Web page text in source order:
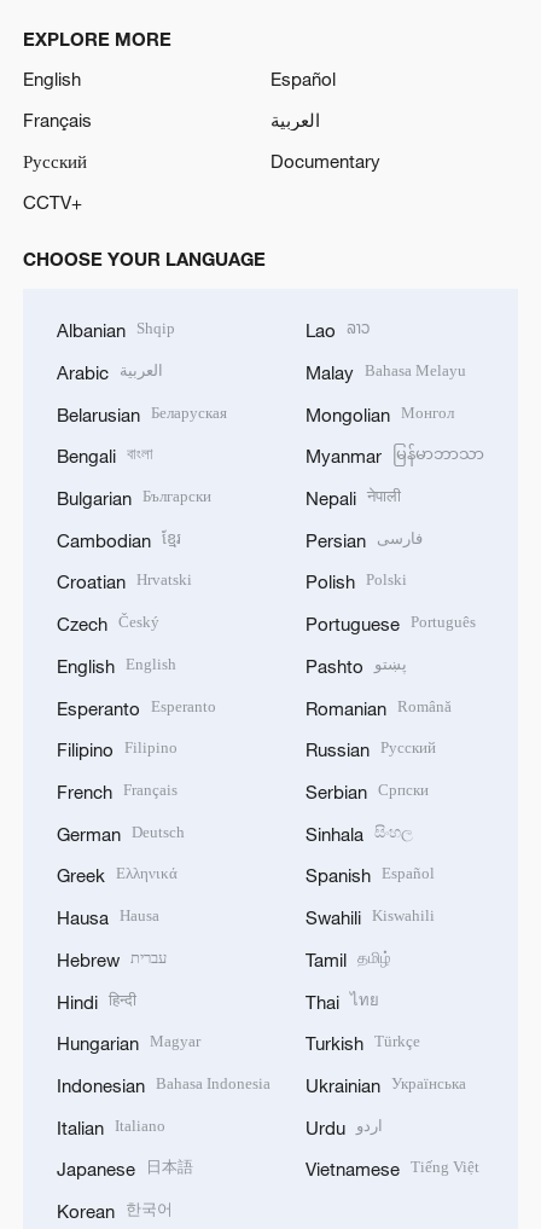
EXPLORE MORE
English
Español
Français
العربية
Русский
Documentary
CCTV+
CHOOSE YOUR LANGUAGE
Albanian Shqip
Arabic العربية
Belarusian Беларуская
Bengali বাংলা
Bulgarian Български
Cambodian ខ្មែរ
Croatian Hrvatski
Czech Český
English English
Esperanto Esperanto
Filipino Filipino
French Français
German Deutsch
Greek Ελληνικά
Hausa Hausa
Hebrew עברית
Hindi हिन्दी
Hungarian Magyar
Indonesian Bahasa Indonesia
Italian Italiano
Japanese 日本語
Korean 한국어
Lao ລາວ
Malay Bahasa Melayu
Mongolian Монгол
Myanmar မြန်မာဘာသာ
Nepali नेपाली
Persian فارسی
Polish Polski
Portuguese Português
Pashto پښتو
Romanian Română
Russian Русский
Serbian Српски
Sinhala සිංහල
Spanish Español
Swahili Kiswahili
Tamil தமிழ்
Thai ไทย
Turkish Türkçe
Ukrainian Українська
Urdu اردو
Vietnamese Tiếng Việt